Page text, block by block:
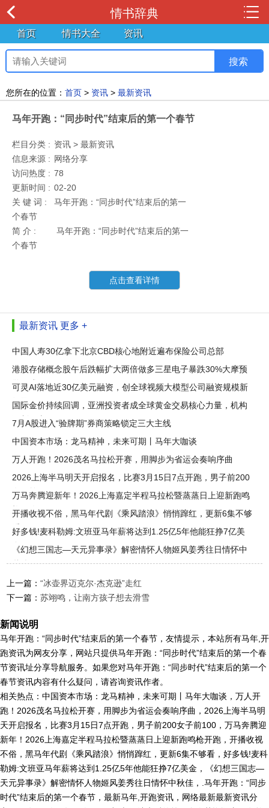
情书辞典
首页 情书大全 资讯
您所在的位置： 首页 > 资讯 > 最新资讯
马年开跑：“同步时代”结束后的第一个春节
栏目分类 : 资讯 > 最新资讯
信息来源 : 网络分享
访问热度 : 78
更新时间 : 02-20
关 键 词 :
马年开跑：“同步时代”结束后的第一
个春节
简 介 :
马年开跑：“同步时代”结束后的第一
个春节
点击查看详情
最新资讯 更多 +
中国人寿30亿拿下北京CBD核心地附近遍布保险公司总部
港股存储概念股午后跌幅扩大两倍做多三星电子暴跌30%大摩预
警：或
可灵AI落地近30亿美元融资，创全球视频大模型公司融资规模新
纪录
国际金价持续回调，亚洲投资者成全球黄金交易核心力量，机构
预判下半
7月A股进入“验牌期”券商策略锁定三大主线
中国资本市场：龙马精神，未来可期丨马年大咖谈
万人开跑！2026茂名马拉松开赛，用脚步为省运会奏响序曲
2026上海半马明天开启报名，比赛3月15日7点开跑，男子前200
女子前100
万马奔腾迎新年！2026上海嘉定半程马拉松暨蒸蒸日上迎新跑鸣
枪开跑
开播收视不俗，黑马年代剧《乘风踏浪》悄悄蹿红，更新6集不够
看
好多钱!麦科勒姆:文班亚马年薪将达到1.25亿5年他能狂挣7亿美
金
《幻想三国志—天元异事录》解密情怀人物姬风姜秀往日情怀中
秋佳
上一篇：“冰壶界迈克尔·杰克逊”走红
下一篇：苏翊鸣，让南方孩子想去滑雪
新闻说明
马年开跑：“同步时代”结束后的第一个春节，友情提示，本站所有马年,开
跑资讯为网友分享，网站只提供马年开跑：“同步时代”结束后的第一个春
节资讯址分享导航服务。如果您对马年开跑：“同步时代”结束后的第一个
春节资讯内容有什么疑问，请咨询资讯作者。
相关热点：中国资本市场：龙马精神，未来可期丨马年大咖谈，万人开
跑！2026茂名马拉松开赛，用脚步为省运会奏响序曲，2026上海半马明
天开启报名，比赛3月15日7点开跑，男子前200女子前100，万马奔腾迎
新年！2026上海嘉定半程马拉松暨蒸蒸日上迎新跑鸣枪开跑，开播收视
不俗，黑马年代剧《乘风踏浪》悄悄蹿红，更新6集不够看，好多钱!麦科
勒姆:文班亚马年薪将达到1.25亿5年他能狂挣7亿美金，《幻想三国志—
天元异事录》解密情怀人物姬风姜秀往日情怀中秋佳，.马年开跑：“同步
时代”结束后的第一个春节，最新马年,开跑资讯，网络最新最新资讯分